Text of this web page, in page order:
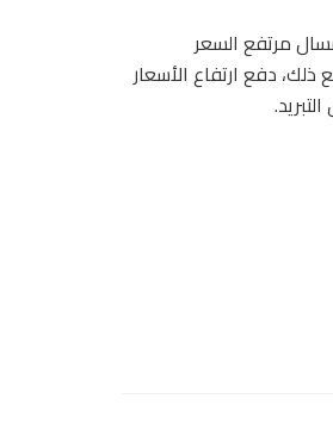
مرتفع السعر
دفع ارتفاع الأسعار